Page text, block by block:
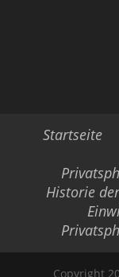
Startseite
Historie
Copyright